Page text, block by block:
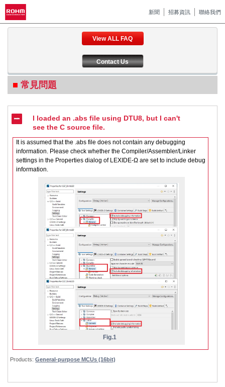
新聞 招募資訊 聯絡我們
View ALL FAQ
Contact Us
常見問題
I loaded an .abs file using DTU8, but I can't
see the C source file.
It is assumed that the .abs file does not contain any debugging
information. Please check whether the Compiler/Assembler/Linker
settings in the Properties dialog of LEXIDE-Ω are set to include debug
information.
Fig.1
Products:General-purpose MCUs (16bit)